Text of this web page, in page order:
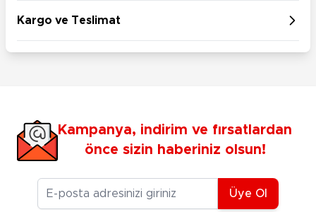
Kargo ve Teslimat
Kampanya, indirim ve fırsatlardan
önce sizin haberiniz olsun!
E-posta Adresiniz
Üye Ol